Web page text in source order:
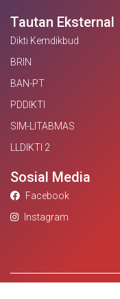
Tautan Eksternal
Dikti Kemdikbud
BRIN
BAN-PT
PDDIKTI
SIM-LITABMAS
LLDIKTI 2
Sosial Media
Facebook
Instagram